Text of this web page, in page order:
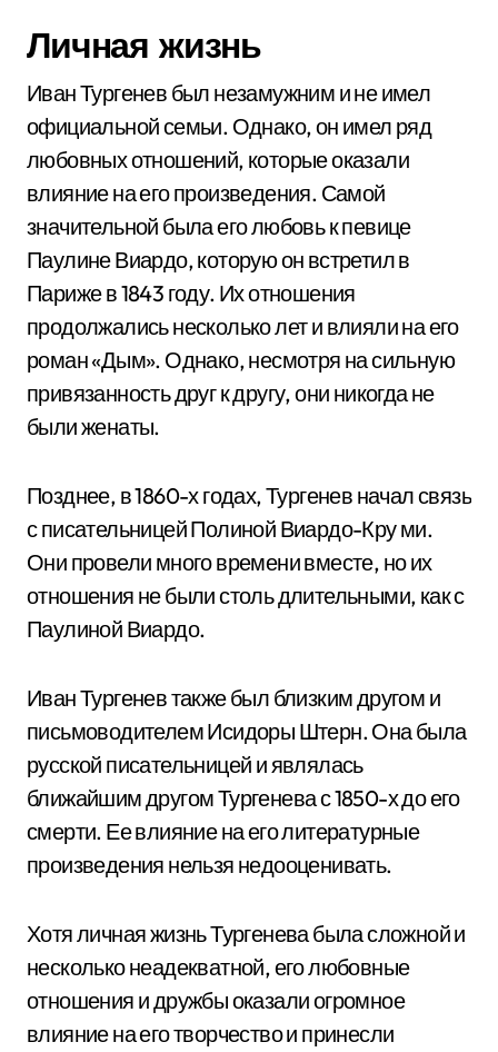
Личная жизнь
Иван Тургенев был незамужним и не имел
официальной семьи. Однако, он имел ряд
любовных отношений, которые оказали
влияние на его произведения. Самой
значительной была его любовь к певице
Паулине Виардо, которую он встретил в
Париже в 1843 году. Их отношения
продолжались несколько лет и влияли на его
роман «Дым». Однако, несмотря на сильную
привязанность друг к другу, они никогда не
были женаты.
Позднее, в 1860-х годах, Тургенев начал связь
с писательницей Полиной Виардо-Кру ми.
Они провели много времени вместе, но их
отношения не были столь длительными, как с
Паулиной Виардо.
Иван Тургенев также был близким другом и
письмоводителем Исидоры Штерн. Она была
русской писательницей и являлась
ближайшим другом Тургенева с 1850-х до его
смерти. Ее влияние на его литературные
произведения нельзя недооценивать.
Хотя личная жизнь Тургенева была сложной и
несколько неадекватной, его любовные
отношения и дружбы оказали огромное
влияние на его творчество и принесли